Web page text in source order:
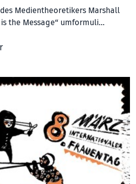
Medientheoretikers Marshall
the Message“ umformuli…